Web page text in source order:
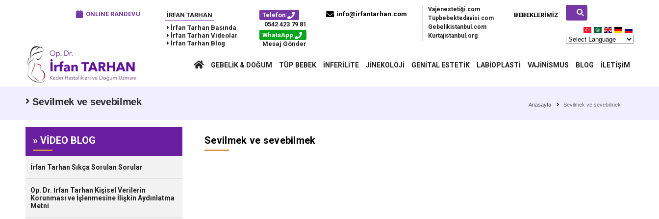
ONLINE RANDEVU
İRFAN TARHAN
İrfan Tarhan Basında
İrfan Tarhan Videolar
İrfan Tarhan Blog
BEBEKLERIMIZ
Vajenestetiği.com
Tüpbebektedavisi.com
Gebelikistanbul.com
Kurtajistanbul.org
Telefon
0542 423 79 81
WhatsApp
Mesaj Gönder
info@irfantarhan.com
GEBELIK & DOĞUM TÜP BEBEK İNFERILITE JINEKOLOJI GENITAL ESTETIK LABIOPLASTI VAJINISMUS BLOG İLETIŞIM
Sevilmek ve sevebilmek Anasayfa Sevilmek ve sevebilmek
» VİDEO BLOG
İrfan Tarhan Sıkça Sorulan Sorular
Op. Dr. İrfan Tarhan Kişisel Verilerin
Korunması ve İşlenmesine İlişkin Aydınlatma
Metni
Sevilmek ve sevebilmek